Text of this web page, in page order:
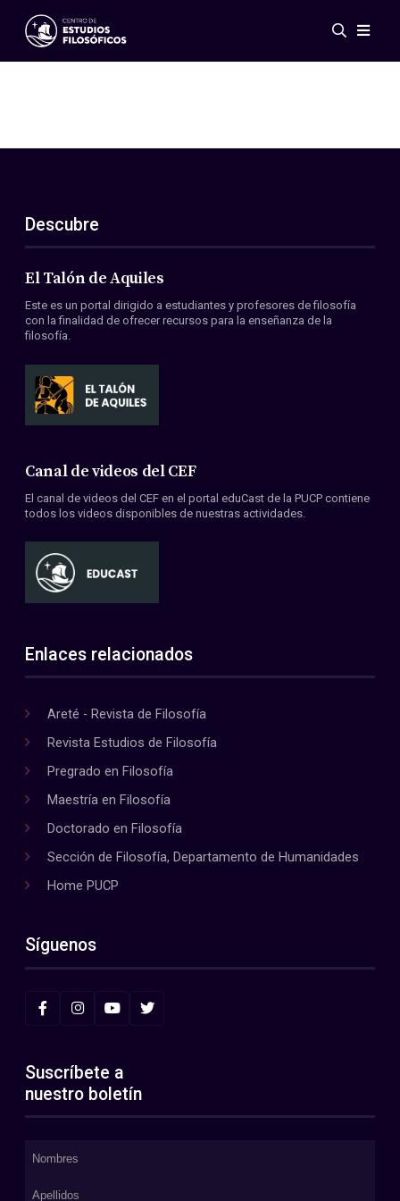
Eventos
ES
EN
Acerca de nosotros
Miembros
Convenios
Descubre
El Talón de Aquiles
Este es un portal dirigido a estudiantes y profesores de filosofía
con la finalidad de ofrecer recursos para la enseñanza de la
filosofía.
Canal de videos del CEF
El canal de videos del CEF en el portal eduCast de la PUCP contiene
todos los videos disponibles de nuestras actividades.
Enlaces relacionados
Areté - Revista de Filosofía
Revista Estudios de Filosofía
Pregrado en Filosofía
Maestría en Filosofía
Doctorado en Filosofía
Sección de Filosofía, Departamento de Humanidades
Home PUCP
Síguenos
Suscríbete a
nuestro boletín